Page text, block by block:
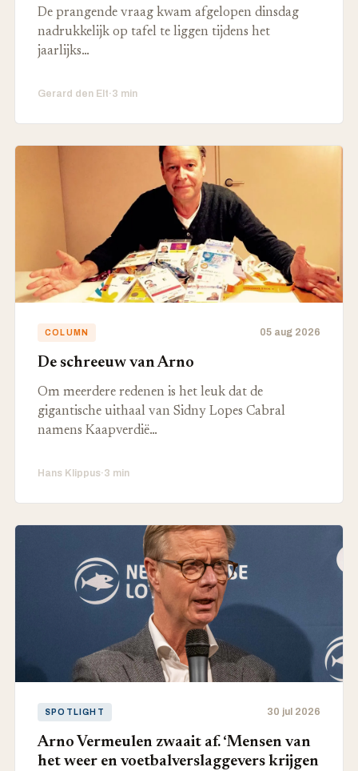
De prangende vraag kwam afgelopen dinsdag
nadrukkelijk op tafel te liggen tijdens het
jaarlijks…
Gerard den Elt·3 min
COLUMN 05 aug 2026
De schreeuw van Arno
Om meerdere redenen is het leuk dat de
gigantische uithaal van Sidny Lopes Cabral
namens Kaapverdië…
Hans Klippus·3 min
SPOTLIGHT 30 jul 2026
Arno Vermeulen zwaait af. ‘Mensen van
het weer en voetbalverslaggevers krijgen